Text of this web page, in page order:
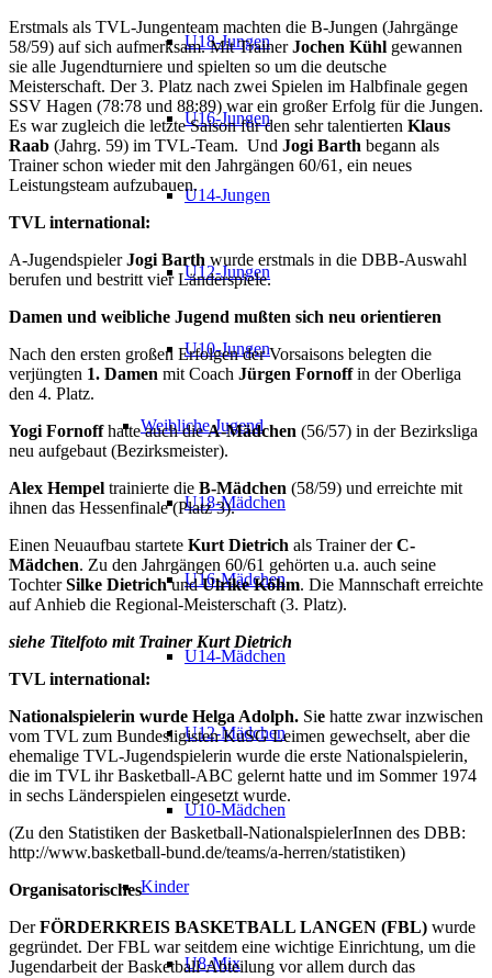
U18-Jungen
U16-Jungen
U14-Jungen
U12-Jungen
U10-Jungen
Weibliche Jugend
U18-Mädchen
U16-Mädchen
U14-Mädchen
U12-Mädchen
U10-Mädchen
Kinder
U8-Mix
Erstmals als TVL-Jungenteam machten die B-Jungen (Jahrgänge
58/59) auf sich aufmerksam. Mit TrainerJochen Kühl gewannen
sie alle Jugendturniere und spielten so um die deutsche
Meisterschaft. Der 3. Platz nach zwei Spielen im Halbfinale gegen
SSV Hagen (78:78 und 88:89) war ein großer Erfolg für die Jungen.
Es war zugleich die letzte Saison für den sehr talentierten Klaus
Raab (Jahrg. 59) im TVL-Team. Und Jogi Barth begann als
Trainer schon wieder mit den Jahrgängen 60/61, ein neues
Leistungsteam aufzubauen.
TVL international:
A-JugendspielerJogi Barth wurde erstmals in die DBB-Auswahl
berufen und bestritt vier Länderspiele.
Damen und weibliche Jugend mußten sich neu orientieren
Nach den ersten großen Erfolgen der Vorsaisons belegten die
verjüngten 1. Damen mit Coach Jürgen Fornoffin der Oberliga
den 4. Platz.
Yogi Fornoffhatte auch dieA-Mädchen (56/57) in der Bezirksliga
neu aufgebaut (Bezirksmeister).
Alex Hempel trainierte die B-Mädchen (58/59) und erreichte mit
ihnen das Hessenfinale (Platz 3).
Einen Neuaufbau startete Kurt Dietrich als Trainer derC-
Mädchen. Zu den Jahrgängen 60/61 gehörten u.a. auch seine
TochterSilke DietrichundUlrike Köhm. Die Mannschaft erreichte
auf Anhieb die Regional-Meisterschaft (3. Platz).
siehe Titelfoto mit Trainer Kurt Dietrich
TVL international:
Nationalspielerin wurde Helga Adolph. Sie hatte zwar inzwischen
vom TVL zum Bundesligisten KuSG Leimen gewechselt, aber die
ehemalige TVL-Jugendspielerin wurde die erste Nationalspielerin,
die im TVL ihr Basketball-ABC gelernt hatte und im Sommer 1974
in sechs Länderspielen eingesetzt wurde.
(Zu den Statistiken der Basketball-NationalspielerInnen des DBB:
http://www.basketball-bund.de/teams/a-herren/statistiken)
Organisatorisches
DerFÖRDERKREIS BASKETBALL LANGEN (FBL) wurde
gegründet. Der FBL war seitdem eine wichtige Einrichtung, um die
Jugendarbeit der Basketball-Abteilung vor allem durch das